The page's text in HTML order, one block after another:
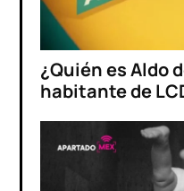
¿Quién es Aldo
habitante de